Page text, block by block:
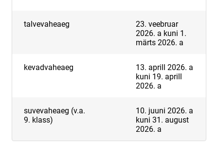
talvevaheaeg
23. veebruar
2026. a kuni 1.
märts 2026. a
kevadvaheaeg
13. aprill 2026. a
kuni 19. aprill
2026. a
suvevaheaeg (v.a.
9. klass)
10. juuni 2026. a
kuni 31. august
2026. a